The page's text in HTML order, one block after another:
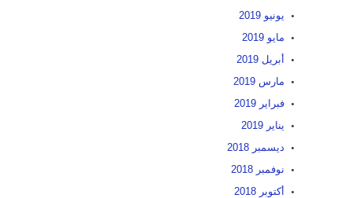
يونيو 2019
مايو 2019
أبريل 2019
مارس 2019
فبراير 2019
يناير 2019
ديسمبر 2018
نوفمبر 2018
أكتوبر 2018